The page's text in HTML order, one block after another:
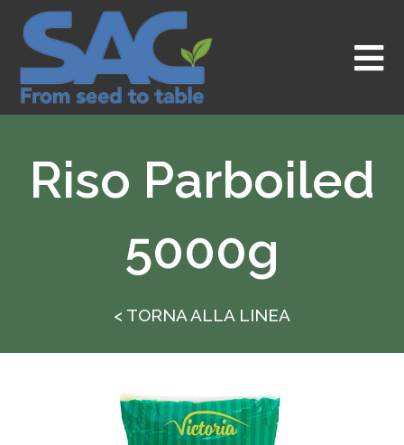
contenuto
Riso Parboiled
5000g
< TORNA ALLA LINEA